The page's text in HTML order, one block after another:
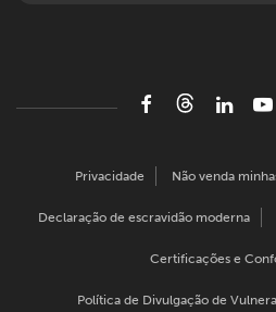
Privacidade Não venda
Declaração de escravidão moderna
Certificações e
Política de Divulgação de